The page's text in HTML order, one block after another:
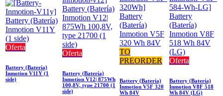
Oferta
Battery (Batería)
Inmotion V11Y (1
side)
Oferta
Battery (Batería)
Inmotion V12| 875Wh
100,8V, type 21700 (1
side)
TO
PREORDER
Battery (Batería)
Inmotion V5F 320
Wh 84V
Oferta
Battery (Batería)
Inmotion V8F 518
Wh 84V (LG)